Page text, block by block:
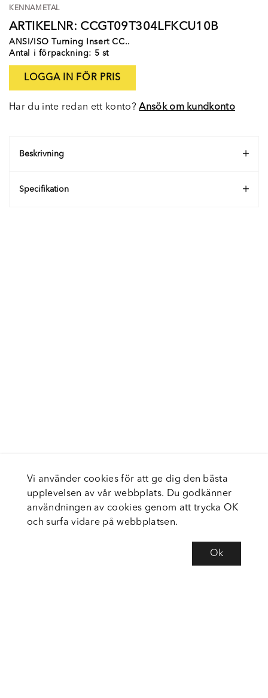
KENNAMETAL
ARTIKELNR: CCGT09T304LFKCU10B
ANSI/ISO Turning Insert CC..
Antal i förpackning: 5 st
LOGGA IN FÖR PRIS
Har du inte redan ett konto?Ansök om kundkonto
Beskrivning
Specifikation
Vi använder cookies för att ge dig den bästa
upplevelsen av vår webbplats. Du godkänner
användningen av cookies genom att trycka OK
och surfa vidare på webbplatsen.
Ok